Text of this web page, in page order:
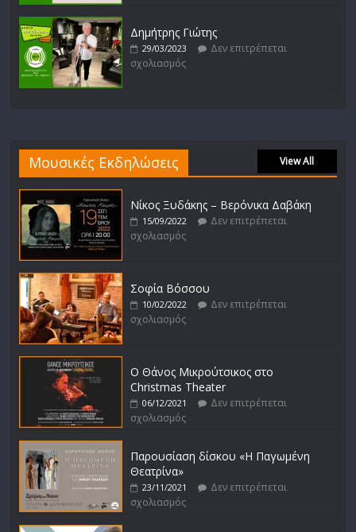
Δημήτρης Γιώτης
29/03/2023
Δεν επιτρέπεται
σχολιασμός
Μουσικές Εκδηλώσεις View All
Νίκος Ξυδάκης – Βερόνικα Δαβάκη
15/09/2022
Δεν επιτρέπεται
σχολιασμός
Σοφία Βόσσου
10/02/2022
Δεν επιτρέπεται
σχολιασμός
Ο Θάνος Μικρούτσικος στο
Christmas Theater
06/12/2021
Δεν επιτρέπεται
σχολιασμός
Παρουσίαση δίσκου «Η Παγωμένη
Θεατρίνα»
23/11/2021
Δεν επιτρέπεται
σχολιασμός